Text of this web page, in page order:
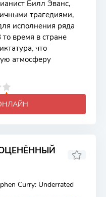
Билл Эванс,
трагедиями,
исполнения ряда
время в стране
что
атмосферу
Curry: Underrated